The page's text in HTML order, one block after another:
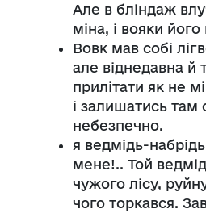
Але в бліндаж
міна, і вояки
Вовк мав собі
але віднедавна й
прилітати як не
і залишатись там
небезпечно.
я ведмідь-
мене!.. Той
чужого лісу,
чого торкався.